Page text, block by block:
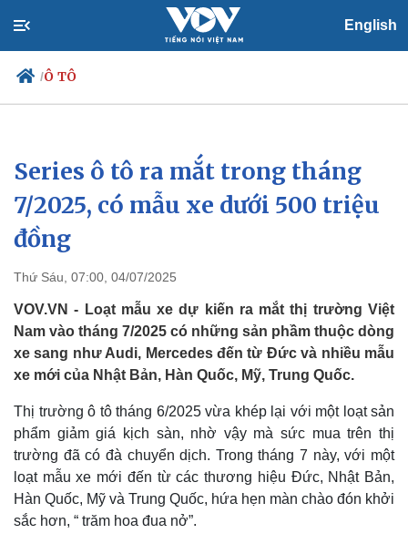
English
/Ô TÔ
Chính trị
Đảng
Tổ chức nhân sự
Quốc hội
Nhận diện sự thật
Xã hội
Tin 24h
Dự báo thời tiết
Series ô tô ra mắt trong tháng
7/2025, có mẫu xe dưới 500 triệu
đồng
Thứ Sáu, 07:00, 04/07/2025
VOV.VN - Loạt mẫu xe dự kiến ra mắt thị trường Việt
Nam vào tháng 7/2025 có những sản phầm thuộc dòng
xe sang như Audi, Mercedes đến từ Đức và nhiều mẫu
xe mới của Nhật Bản, Hàn Quốc, Mỹ, Trung Quốc.
Thị trường ô tô tháng 6/2025 vừa khép lại với một loạt sản
phẩm giảm giá kịch sàn, nhờ vậy mà sức mua trên thị
trường đã có đà chuyển dịch. Trong tháng 7 này, với một
loạt mẫu xe mới đến từ các thương hiệu Đức, Nhật Bản,
Hàn Quốc, Mỹ và Trung Quốc, hứa hẹn màn chào đón khởi
sắc hơn, “ trăm hoa đua nở”.